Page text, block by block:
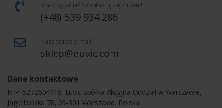
Masz pytania? Skontaktuj się z nami!
(+48) 539 934 286
Nasz adres e-mail
sklep@euvic.com
Dane kontaktowe
NIP: 5272604418, Euvic Spółka Akcyjna Oddział w Warszawie,
Jagiellońska 78, 03-301 Warszawa, Polska